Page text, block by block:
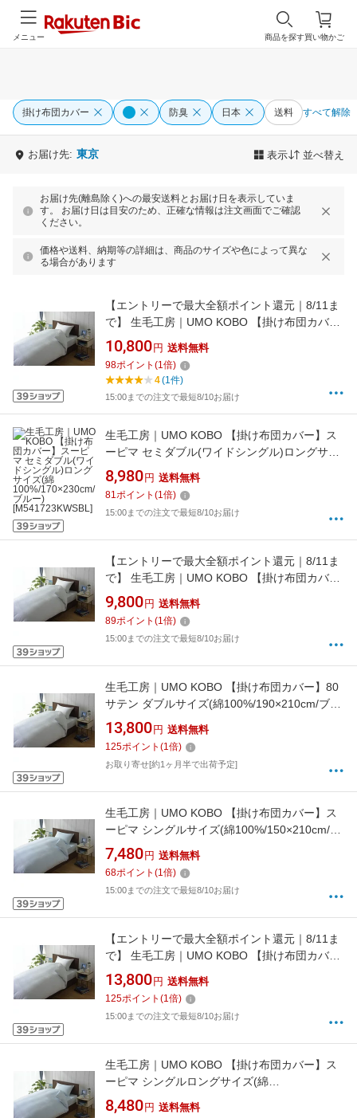
買い物かご
商品を探す
メニュー
掛け布団カバー 防臭 日本 送料 すべて解除
お届け先: 東京 表示 並べ替え
お届け先(離島除く)への最安送料とお届け日を表示していま
す。 お届け日は目安のため、正確な情報は注文画面でご確認
ください。
価格や送料、納期等の詳細は、商品のサイズや色によって異な
る場合があります
【エントリーで最大全額ポイント還元｜8/11ま
で】 生毛工房｜UMO KOBO 【掛け布団カバ
ー】80サテン セミダブル(ワイドシングル)ロン
グサイズ(綿100%/170×230cm/ブルー)
[UMK13KWSBL]
10,800 円 送料無料
98ポイント (1倍)
4(1件)
15:00までの注文で最短8/10お届け
生毛工房｜UMO KOBO 【掛け布団カバー】ス
ーピマ セミダブル(ワイドシングル)ロングサイ
ズ(綿100%/170×230cm/ブルー)
[M541723KWSBL]
8,980 円 送料無料
81ポイント (1倍)
15:00までの注文で最短8/10お届け
【エントリーで最大全額ポイント還元｜8/11ま
で】 生毛工房｜UMO KOBO 【掛け布団カバ
ー】80サテン シングルサイズ(綿
100%/150×210cm/ブルー)[UMK13KSBL]
9,800 円 送料無料
89ポイント (1倍)
15:00までの注文で最短8/10お届け
生毛工房｜UMO KOBO 【掛け布団カバー】80
サテン ダブルサイズ(綿100%/190×210cm/ブル
ー)[UMK13KDBL]
13,800 円 送料無料
125ポイント (1倍)
お取り寄せ[約1ヶ月半で出荷予定]
生毛工房｜UMO KOBO 【掛け布団カバー】ス
ーピマ シングルサイズ(綿100%/150×210cm/ブ
ルー)[M541521KSBL]
7,480 円 送料無料
68ポイント (1倍)
15:00までの注文で最短8/10お届け
【エントリーで最大全額ポイント還元｜8/11ま
で】 生毛工房｜UMO KOBO 【掛け布団カバ
ー】80サテン ダブルロングサイズ(綿
100%/190×230cm/ブルー)[UMK13KDLBL]
13,800 円 送料無料
125ポイント (1倍)
15:00までの注文で最短8/10お届け
生毛工房｜UMO KOBO 【掛け布団カバー】ス
ーピマ シングルロングサイズ(綿
100%/150×230cm/ブルー)[M541523KSLBL]
8,480 円 送料無料